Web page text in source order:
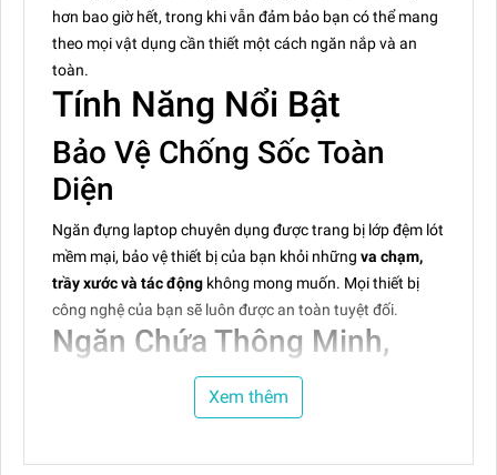
hơn bao giờ hết, trong khi vẫn đảm bảo bạn có thể mang
theo mọi vật dụng cần thiết một cách ngăn nắp và an
toàn.
Tính Năng Nổi Bật
Bảo Vệ Chống Sốc Toàn
Diện
Ngăn đựng laptop chuyên dụng được trang bị lớp đệm lót
mềm mại, bảo vệ thiết bị của bạn khỏi những va chạm,
trầy xước và tác động không mong muốn. Mọi thiết bị
công nghệ của bạn sẽ luôn được an toàn tuyệt đối.
Ngăn Chứa Thông Minh,
Sắp Xếp Khoa Học
Với nhiều ngăn tiện lợi, bao gồm túi trước và sau có thể
Xem thêm